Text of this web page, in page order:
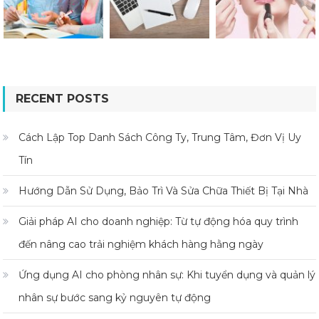
RECENT POSTS
Cách Lập Top Danh Sách Công Ty, Trung Tâm, Đơn Vị Uy
Tín
Hướng Dẫn Sử Dụng, Bảo Trì Và Sửa Chữa Thiết Bị Tại Nhà
Giải pháp AI cho doanh nghiệp: Từ tự động hóa quy trình
đến nâng cao trải nghiệm khách hàng hằng ngày
Ứng dụng AI cho phòng nhân sự: Khi tuyển dụng và quản lý
nhân sự bước sang kỷ nguyên tự động